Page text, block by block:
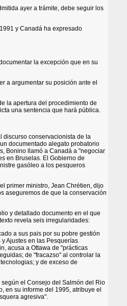
ayer a trámite, debe seguir los
y Canadá ha expresado
la excepción que en su
a argumentar su posición ante el
la apertura del procedimiento de
una sentencia que hará pública.
discurso conservacionista de la
documentado alegato probatorio
Bonino llamó a Canadá a "negociar
en Bruselas. El Gobierno de
gasóleo a los pesqueros
primer ministro, Jean Chrétien, dijo
aseguremos de que la conservación
y detallado documento en el que
revela seis irregularidades:
a sus pais por su pobre gestión
Ajustes en las Pesquerías
acusa a Ottawa de "prácticas
de "fracazso" al controlar la
y de exceso de
el Consejo del Salmón del Rio
en su informe del 1995, atribuye el
agresiva".